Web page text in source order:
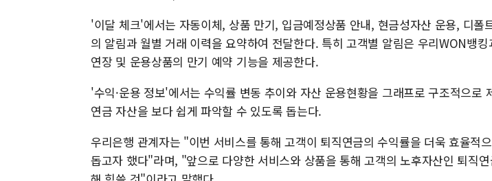
'이달 체크'에서는 자동이체, 상품 만기, 입금예정상품 안내, 현금성자산 운용, 디폴
의 알림과 월별 거래 이력을 요약하여 전달한다. 특히 고객별 알림은 우리WON뱅
연장 및 운용상품의 만기 예약 기능을 제공한다.
'수익·운용 정보'에서는 수익률 변동 추이와 자산 운용현황을 그래프로 구조적으로
연금 자산을 보다 쉽게 파악할 수 있도록 돕는다.
우리은행 관계자는 "이번 서비스를 통해 고객이 퇴직연금의 수익률을 더욱 효율적
돕고자 했다"라며, "앞으로 다양한 서비스와 상품을 통해 고객의 노후자산인 퇴직